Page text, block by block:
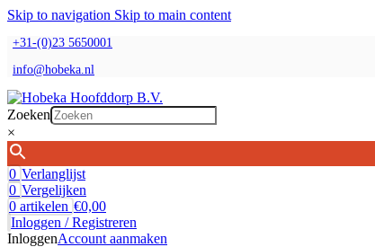
Skip to navigation Skip to main content
+31-(0)23 5650001
info@hobeka.nl
Zoeken
×
0 Verlanglijst
0 Vergelijken
0 artikelen €0,00
Inloggen / Registreren
InloggenAccount aanmaken